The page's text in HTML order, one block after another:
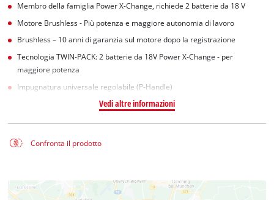
Membro della famiglia Power X-Change, richiede 2 batterie da 18 V
Motore Brushless - Più potenza e maggiore autonomia di lavoro
Brushless – 10 anni di garanzia sul motore dopo la registrazione
Tecnologia TWIN-PACK: 2 batterie da 18V Power X-Change - per
maggiore potenza
Impugnatura universale regolabile (P-Handle)
Vedi altre informazioni
Confronta il prodotto